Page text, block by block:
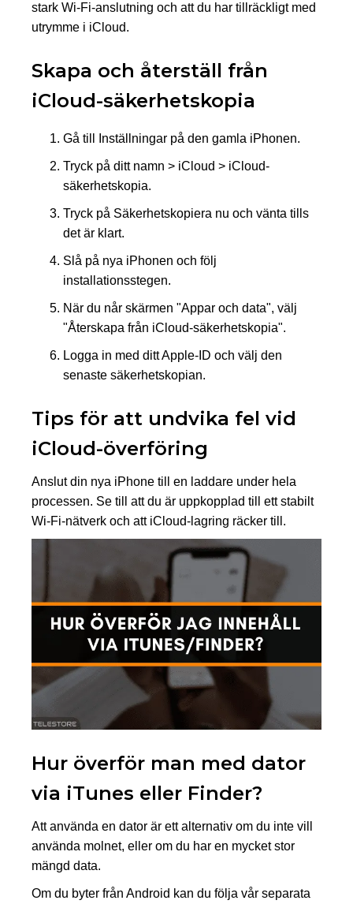
stark Wi-Fi-anslutning och att du har tillräckligt med
utrymme i iCloud.
Skapa och återställ från
iCloud-säkerhetskopia
Gå till Inställningar på den gamla iPhonen.
Tryck på ditt namn > iCloud > iCloud-
säkerhetskopia.
Tryck på Säkerhetskopiera nu och vänta tills
det är klart.
Slå på nya iPhonen och följ
installationsstegen.
När du når skärmen "Appar och data", välj
"Återskapa från iCloud-säkerhetskopia".
Logga in med ditt Apple-ID och välj den
senaste säkerhetskopian.
Tips för att undvika fel vid
iCloud-överföring
Anslut din nya iPhone till en laddare under hela
processen. Se till att du är uppkopplad till ett stabilt
Wi-Fi-nätverk och att iCloud-lagring räcker till.
Hur överför man med dator
via iTunes eller Finder?
Att använda en dator är ett alternativ om du inte vill
använda molnet, eller om du har en mycket stor
mängd data.
Om du byter från Android kan du följa vår separata